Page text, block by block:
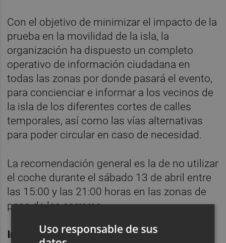
Con el objetivo de minimizar el impacto de la
prueba en la movilidad de la isla, la
organización ha dispuesto un completo
operativo de información ciudadana en
todas las zonas por donde pasará el evento,
para concienciar e informar a los vecinos de
la isla de los diferentes cortes de calles
temporales, así como las vías alternativas
para poder circular en caso de necesidad.
La recomendación general es la de no utilizar
el coche durante el sábado 13 de abril entre
las 15:00 y las 21:00 horas en las zonas de
paso de las carreras.
Información a la ciudadanía
Uso responsable de sus